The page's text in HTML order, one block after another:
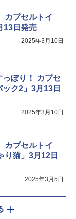
カプセルトイ
13日発売
2025年3月10日
っぽり！ カプセ
ク2」3月13日
2025年3月10日
カプセルトイ
り猫」3月12日
2025年3月5日